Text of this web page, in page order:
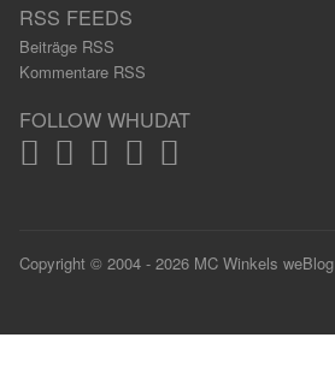
RSS FEEDS
Beiträge RSS
Kommentare RSS
FOLLOW WHUDAT
Copyright © 2004 - 2026 MC Winkels weBlog